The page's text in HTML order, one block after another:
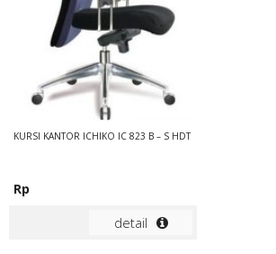
KURSI KANTOR ICHIKO IC 823 B – S HDT
Rp
detail